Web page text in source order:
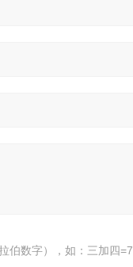
伯数字），如：三加四=7